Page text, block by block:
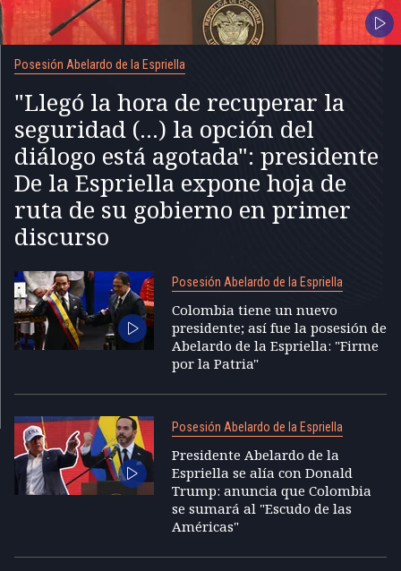
Posesión Abelardo de la Espriella
"Llegó la hora de recuperar la
seguridad (...) la opción del
diálogo está agotada": presidente
De la Espriella expone hoja de
ruta de su gobierno en primer
discurso
Posesión Abelardo de la Espriella
Colombia tiene un nuevo
presidente; así fue la posesión de
Abelardo de la Espriella: "Firme
por la Patria"
Posesión Abelardo de la Espriella
Presidente Abelardo de la
Espriella se alía con Donald
Trump: anuncia que Colombia
se sumará al "Escudo de las
Américas"